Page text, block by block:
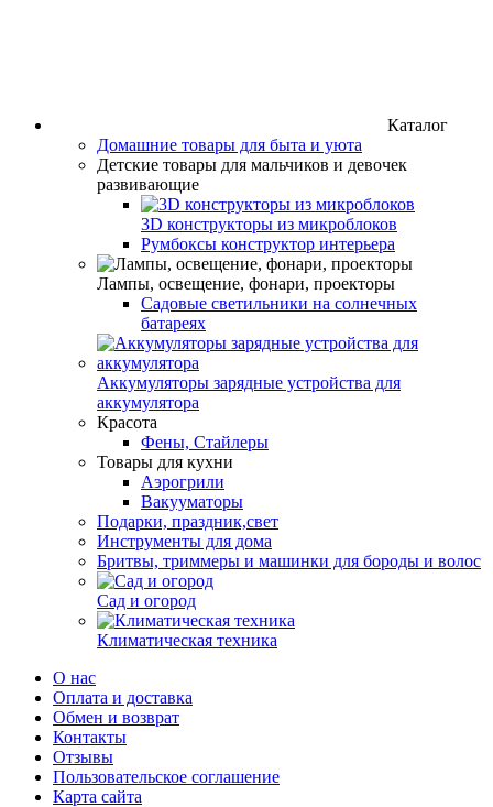
Каталог
Домашние товары для быта и уюта
Детские товары для мальчиков и девочек
развивающие
3D конструкторы из микроблоков
Румбоксы конструктор интерьера
Лампы, освещение, фонари, проекторы
Садовые светильники на солнечных
батареях
Аккумуляторы зарядные устройства для
аккумулятора
Красота
Фены, Стайлеры
Товары для кухни
Аэрогрили
Вакууматоры
Подарки, праздник,свет
Инструменты для дома
Бритвы, триммеры и машинки для бороды и волос
Сад и огород
Климатическая техника
О нас
Оплата и доставка
Обмен и возврат
Контакты
Отзывы
Пользовательское соглашение
Карта сайта